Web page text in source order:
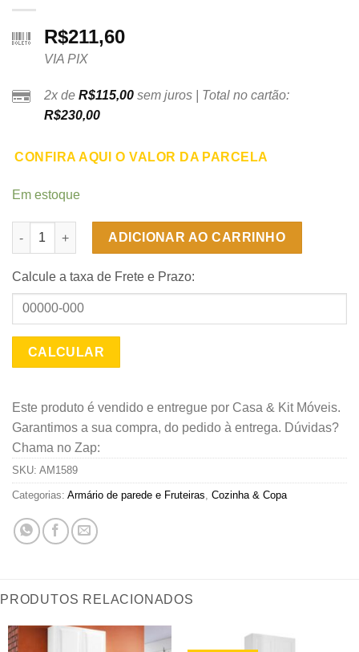
R$211,60
VIA PIX
2x de R$115,00 sem juros | Total no cartão:
R$230,00
CONFIRA AQUI O VALOR DA PARCELA
Em estoque
Armário de cozinha Aéreo 2 portas Cristal Titanium Gel -
ADICIONAR AO CARRINHO
Calcule a taxa de Frete e Prazo:
Este produto é vendido e entregue por Casa & Kit Móveis.
Garantimos a sua compra, do pedido à entrega. Dúvidas?
Chama no Zap:
SKU: AM1589
Categorias: Armário de parede e Fruteiras Cozinha & Copa
PRODUTOS RELACIONADOS